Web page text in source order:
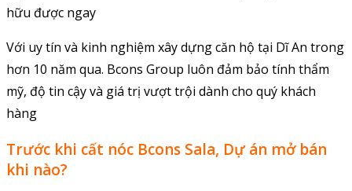
hữu được ngay
Với uy tín và kinh nghiệm xây dựng căn hộ tại Dĩ An trong
hơn 10 năm qua. Bcons Group luôn đảm bảo tính thẩm
mỹ, độ tin cậy và giá trị vượt trội dành cho quý khách
hàng
Trước khi cất nóc Bcons Sala, Dự án mở bán
khi nào?